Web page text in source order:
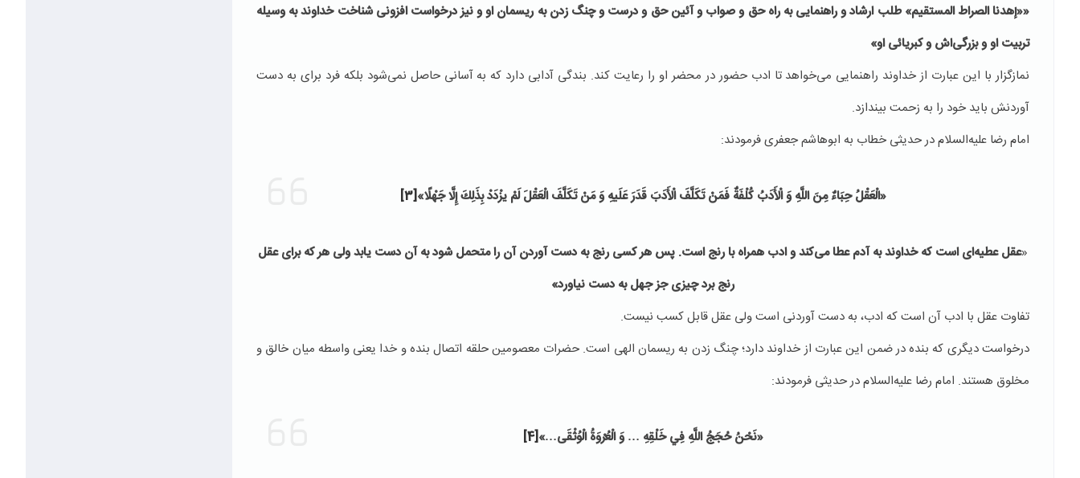
««إهدنا الصراط المستقیم»طلب ارشاد و راهنمایى به راه حق و صواب و آئین حق و درست و چنگ زدن به ریسمان او و نیز درخواست افزونى شناخت خداوند به وسیله
تربیت او و بزرگی‌اش و کبریائی او»
نمازگزار با این عبارت از خداوند راهنمایی می‌خواهد تا ادب حضور در محضر او را رعایت کند. بندگی آدابی دارد که به آسانی حاصل نمی‌شود بلکه فرد برای به دست
آوردنش باید خود را به زحمت بیندازد.
امام رضا علیه‌السلام در حدیثی خطاب به ابوهاشم جعفری فرمودند:
«الْعَقْلُ حِبَاءٌ مِنَ اللَّهِ وَ الْأَدَبُ‏ كُلْفَةٌ فَمَنْ تَكَلَّفَ الْأَدَبَ قَدَرَ عَلَیهِ وَ مَنْ تَكَلَّفَ الْعَقْلَ لَمْ یزْدَدْ بِذَلِكَ إِلَّا جَهْلًا»
[3]
«عقل عطیه‌ای است كه خداوند به آدم عطا می‌كند و ادب همراه با رنج است. پس هر کسی رنج به دست آوردن آن را متحمل شود به آن دست یابد ولی هر که برای عقل
رنج برد چیزی جز جهل به دست نیاورد»
تفاوت عقل با ادب آن است که ادب، به دست آوردنی است ولی عقل قابل کسب نیست.
درخواست دیگری که بنده در ضمن این عبارت از خداوند دارد؛ چنگ زدن به ریسمان الهی است. حضرات معصومین حلقه اتصال بنده و خدا یعنی واسطه میان خالق و
مخلوق هستند. امام رضا علیه‌السلام در حدیثی فرمودند:
«نَحْنُ حُجَجُ اللَّهِ فِي خَلْقِهِ …‏ وَ الْعُرْوَةُ الْوُثْقَى‏…»
[4]